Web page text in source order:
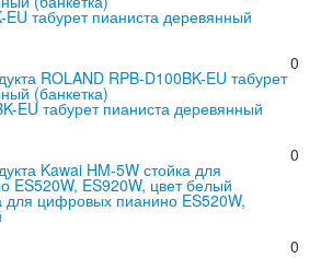
табурет пианиста деревянный
0
EU табурет пианиста деревянный
0
для цифровых пианино ES520W,
0